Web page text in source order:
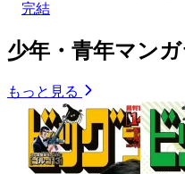
完結
少年・青年マン
もっと見る